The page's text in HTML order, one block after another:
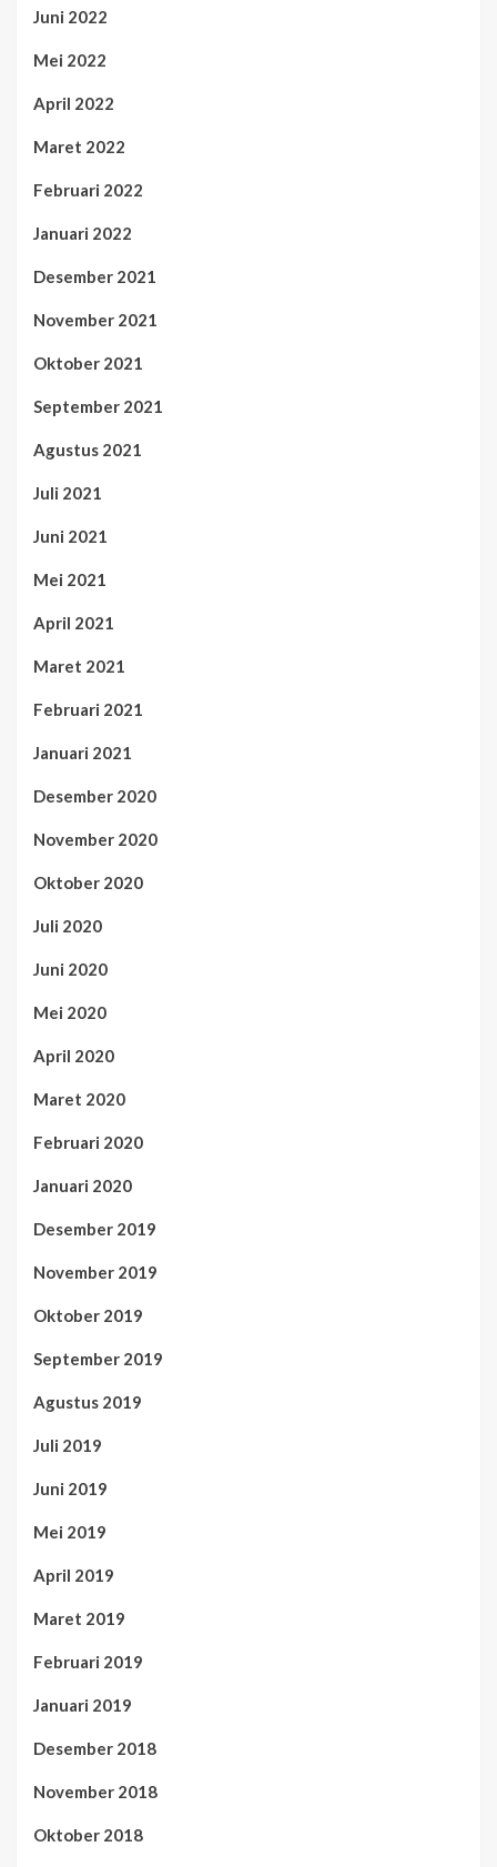
Juni 2022
Mei 2022
April 2022
Maret 2022
Februari 2022
Januari 2022
Desember 2021
November 2021
Oktober 2021
September 2021
Agustus 2021
Juli 2021
Juni 2021
Mei 2021
April 2021
Maret 2021
Februari 2021
Januari 2021
Desember 2020
November 2020
Oktober 2020
Juli 2020
Juni 2020
Mei 2020
April 2020
Maret 2020
Februari 2020
Januari 2020
Desember 2019
November 2019
Oktober 2019
September 2019
Agustus 2019
Juli 2019
Juni 2019
Mei 2019
April 2019
Maret 2019
Februari 2019
Januari 2019
Desember 2018
November 2018
Oktober 2018